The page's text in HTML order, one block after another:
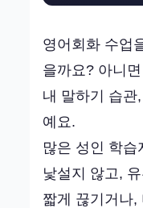
영어회화 수업
을까요? 아니
내 말하기 습관
예요.
많은 성인 학
낯설지 않고,
짧게 끊기거나,